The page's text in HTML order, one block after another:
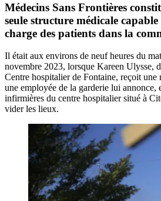
Médecins Sans Frontières
seule structure médicale
charge des patients dans la
Il était aux environs de neuf heures du
novembre 2023, lorsque Kareen Ulysse,
Centre hospitalier de Fontaine, reçoit une
une employée de la garderie lui annonce,
infirmières du centre hospitalier situé à
vider les lieux.